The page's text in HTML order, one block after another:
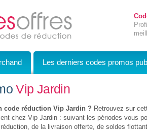
Les derniers codes promos
Vip Jardin
code réduction Vip Jardin ? Retrouvez sur
chez Vip Jardin : suivant les périodes vous
de la livraison offerte, de soldes